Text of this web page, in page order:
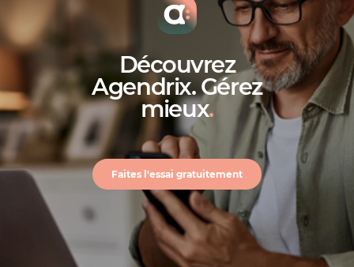
Découvrez
Agendrix. Gérez
mieux.
Faites l'essai gratuitement